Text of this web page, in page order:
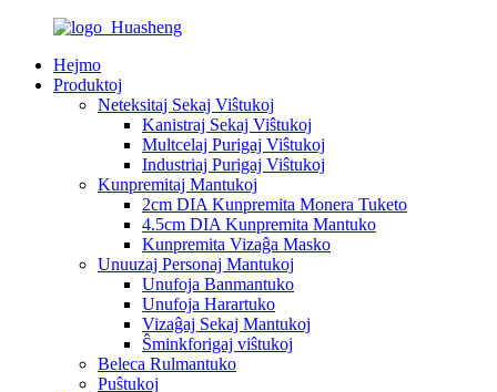
Hejmo
Produktoj
Neteksitaj Sekaj Viŝtukoj
Kanistraj Sekaj Viŝtukoj
Multcelaj Purigaj Viŝtukoj
Industriaj Purigaj Viŝtukoj
Kunpremitaj Mantukoj
2cm DIA Kunpremita Monera Tuketo
4.5cm DIA Kunpremita Mantuko
Kunpremita Vizaĝa Masko
Unuuzaj Personaj Mantukoj
Unufoja Banmantuko
Unufoja Harartuko
Vizaĝaj Sekaj Mantukoj
Ŝminkforigaj viŝtukoj
Beleca Rulmantuko
Puŝtukoj